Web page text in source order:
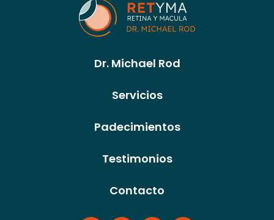
Dr. Michael Rod
Servicios
Padecimientos
Testimonios
Contacto